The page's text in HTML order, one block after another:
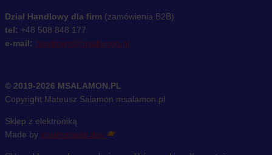
Dział Handlowy dla firm (zamówienia B2B)
tel: +48 508 848 177
e-mail: handlowy@msalamon.pl
© 2019-2026 MSALAMON.PL
Copyright Mateusz Salamon msalamon.pl
Sklep z elektroniką
Made by cosmonauts.dev